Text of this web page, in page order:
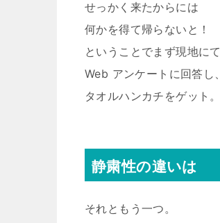
せっかく来たからには
何かを得て帰らないと！
ということでまず現地にて
Web アンケートに回答し、
タオルハンカチをゲット。
静粛性の違いは
それともう一つ。